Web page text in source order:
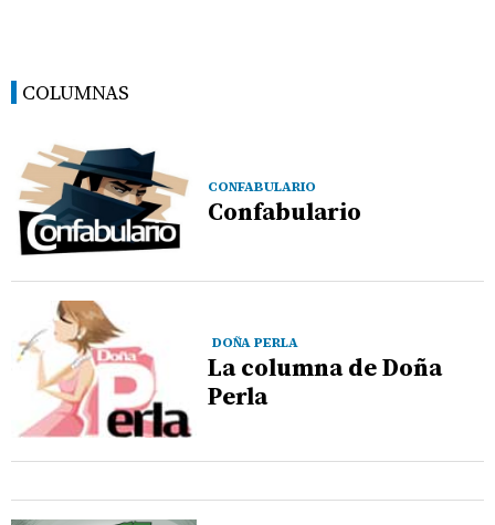
COLUMNAS
CONFABULARIO
Confabulario
DOÑA PERLA
La columna de Doña
Perla